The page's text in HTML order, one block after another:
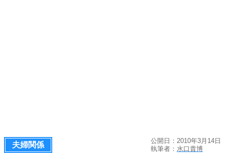
夫婦関係
公開日：2010年3月14日
執筆者： 水口貴博